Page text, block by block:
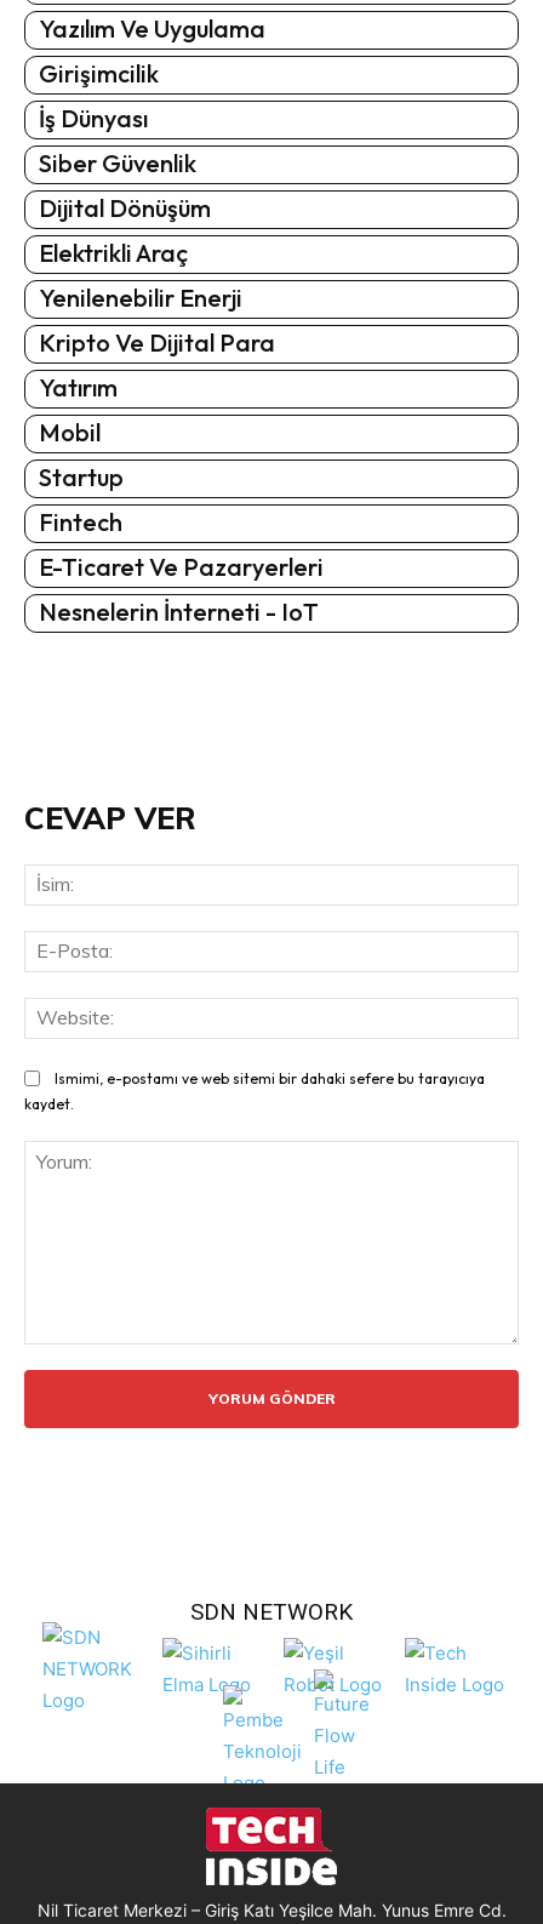
Yazılım Ve Uygulama
Girişimcilik
İş Dünyası
Siber Güvenlik
Dijital Dönüşüm
Elektrikli Araç
Yenilenebilir Enerji
Kripto Ve Dijital Para
Yatırım
Mobil
Startup
Fintech
E-Ticaret Ve Pazaryerleri
Nesnelerin İnterneti - IoT
CEVAP VER
Ismimi, e-postamı ve web sitemi bir dahaki sefere bu tarayıcıya
kaydet.
SDN NETWORK
Nil Ticaret Merkezi – Giriş Katı Yeşilce Mah. Yunus Emre Cd.